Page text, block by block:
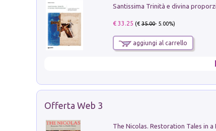
€ 33.25 (€35.00- 5.00%)
aggiungi al carrello
Offerta Web 3